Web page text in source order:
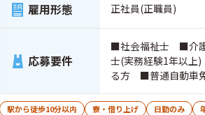
雇用形態 正社員(正職員)
応募要件
■社会福祉士 ■介
士(実務経験1年以
る方 ■普通自動車
を3科目以上履修し
方もご応募可能です
駅から徒歩10分以内 寮・借り上げ 日勤のみ